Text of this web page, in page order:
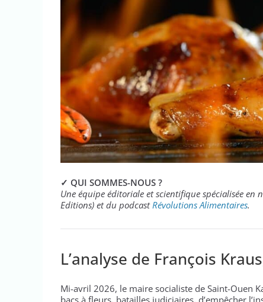
✓ QUI SOMMES-NOUS ?
Une équipe éditoriale et scientifique spécialisée
Editions) et du podcastRévolutions Alimentaires.
L’analyse de François
Mi-avril 2026, le maire socialiste de Saint-Ouen